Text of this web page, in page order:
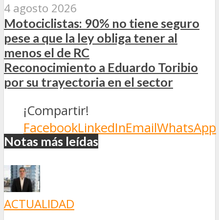
4 agosto 2026
Motociclistas: 90% no tiene seguro
pese a que la ley obliga tener al
menos el de RC
Reconocimiento a Eduardo Toribio
por su trayectoria en el sector
¡Compartir!
FacebookLinkedInEmailWhatsApp
Notas más leídas
ACTUALIDAD